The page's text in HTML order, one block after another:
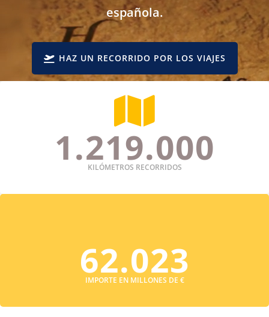
española.
HAZ UN RECORRIDO POR LOS VIAJES

1.219.000
KILÓMETROS RECORRIDOS
62.023
IMPORTE EN MILLONES DE €